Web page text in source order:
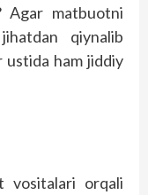
Agar matbuotni
qiynalib
ustida ham jiddiy
vositalari orqali